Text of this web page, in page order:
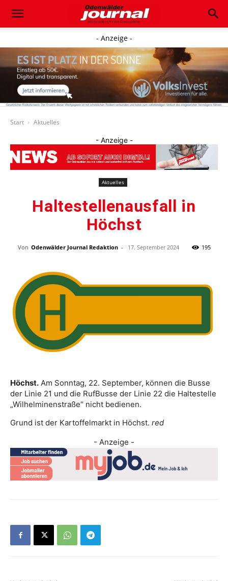
- Anzeige -
Start Aktuelles
- Anzeige -
Aktuelles
Haltestellenausfall in
Höchst
Von Odenwälder Journal Redaktion - 17. September 2024 195
Höchst. Am Sonntag, 22. September, können die Busse
der Linie 21 und die RufBusse der Linie 22 die Haltestelle
„Wilhelminenstraße“ nicht bedienen.
Grund ist der Kartoffelmarkt in Höchst. red
- Anzeige -